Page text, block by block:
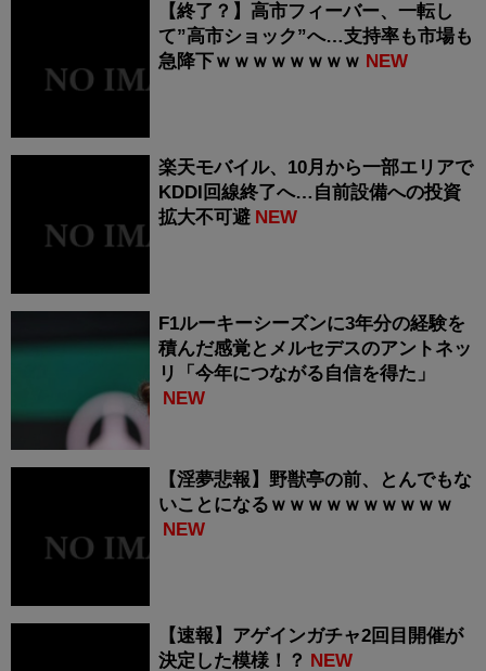
【終了？】高市フィーバー、一転し
て”高市ショック”へ…支持率も市場も
急降下ｗｗｗｗｗｗｗｗ NEW
楽天モバイル、10月から一部エリアで
KDDI回線終了へ…自前設備への投資
拡大不可避 NEW
F1ルーキーシーズンに3年分の経験を
積んだ感覚とメルセデスのアントネッ
リ「今年につながる自信を得た」
NEW
【淫夢悲報】野獣亭の前、とんでもな
いことになるｗｗｗｗｗｗｗｗｗｗ
NEW
【速報】アゲインガチャ2回目開催が
決定した模様！？ NEW